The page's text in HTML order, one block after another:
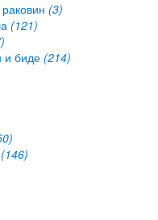
(3)
(121)
и биде (214)
(146)